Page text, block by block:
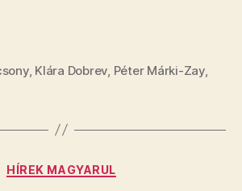
, Klára Dobrev Péter Márki-Zay,
Categories
HÍREK MAGYARUL